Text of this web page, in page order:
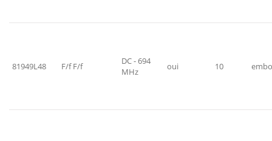
81949L48 F/f F/f
DC - 694
MHz
oui 10